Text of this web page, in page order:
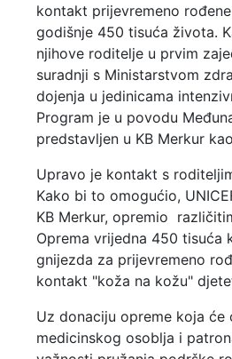
kontakt prijevremeno
godišnje 450 tisuća života.
njihove roditelje u prvim
suradnji s Ministarstvom
dojenja u jedinicama
Program je u povodu
predstavljen u KB Merkur
Upravo je kontakt s
Kako bi to omogućio,
KB Merkur, opremio
Oprema vrijedna 450 tisuća
gnijezda za prijevremeno
kontakt "koža na kožu"
Uz donaciju opreme koja
medicinskog osoblja i